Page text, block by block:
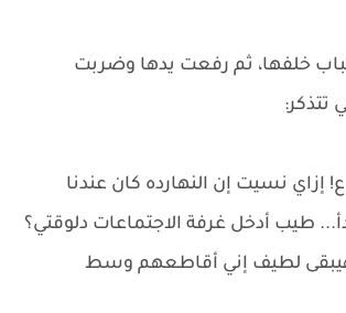
خلفها، ثم رفعت يدها وضربت
تتذكر:
إزاي نسيت إن النهارده كان عندنا
طيب أدخل غرفة الاجتماعات دلوقتي؟
هيبقى لطيف إني أقاطعهم وسط